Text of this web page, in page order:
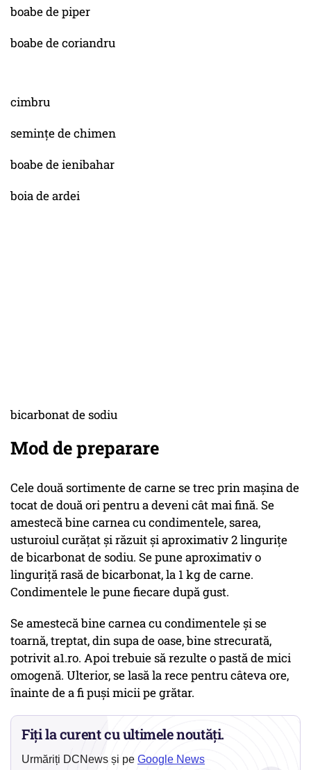
boabe de piper
boabe de coriandru
cimbru
semințe de chimen
boabe de ienibahar
boia de ardei
bicarbonat de sodiu
Mod de preparare
Cele două sortimente de carne se trec prin mașina de
tocat de două ori pentru a deveni cât mai fină. Se
amestecă bine carnea cu condimentele, sarea,
usturoiul curățat și răzuit și aproximativ 2 lingurițe
de bicarbonat de sodiu. Se pune aproximativ o
linguriță rasă de bicarbonat, la 1 kg de carne.
Condimentele le pune fiecare după gust.
Se amestecă bine carnea cu condimentele și se
toarnă, treptat, din supa de oase, bine strecurată,
potrivit a1.ro. Apoi trebuie să rezulte o pastă de mici
omogenă. Ulterior, se lasă la rece pentru câteva ore,
înainte de a fi puși micii pe grătar.
Fiți la curent cu ultimele noutăți.
Urmăriți DCNews și pe Google News